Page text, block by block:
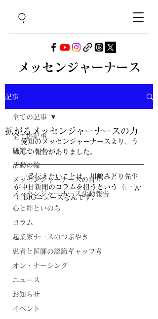
メッセンジャーナース
記事
全ての記事
研鑽セミナー
活動の輪
メッセンジャーナースの自立
メッセンジャーナース活動報告
心と絆といのち
コラム
起業家ナースのつぶやき
患者と医師の認識ギャップ考
オン・ナーシング
ニュース
お知らせ
イベント
全ての記事
拡がるメッセンジャーナースの力
愛知のメッセンジャーナースより、う
れしい報告がありました。
一番伝えたいことは、川嶋みどり先生
が中日新聞のコラムを担うという（; ･`д･
´）BIGニュースなんです♪